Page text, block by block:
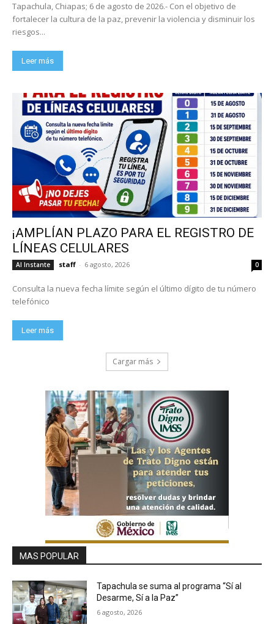
Tapachula, Chiapas; 6 de agosto de 2026.- Con el objetivo de
fortalecer la cultura de la paz, prevenir la violencia y disminuir los
riesgos...
Leer más
¡AMPLÍAN PLAZO PARA EL REGISTRO DE
LÍNEAS CELULARES
Al Instante staff - 6 agosto, 2026 0
Consulta la nueva fecha límite según el último dígito de tu número
telefónico
Leer más
Cargar más
MAS POPULAR
Tapachula se suma al programa “Sí al
Desarme, Sí a la Paz”
6 agosto, 2026